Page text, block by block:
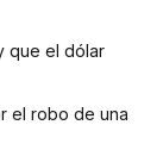
que el dólar
el robo de una